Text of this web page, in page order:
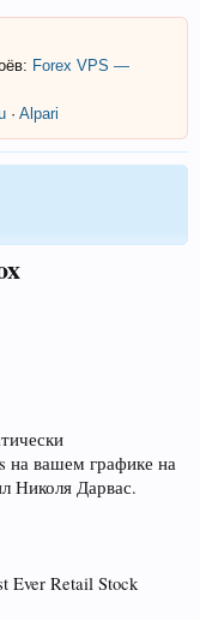
Forex VPS —
· Alpari
на вашем графике на
Николя Дарвас.
Ever Retail Stock